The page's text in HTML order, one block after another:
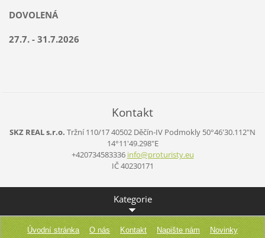
DOVOLENÁ
27.7. - 31.7.2026
Kontakt
SKZ REAL s.r.o. Tržní 110/1740502 Děčín-IV Podmokly 50°46'30.112"N
14°11'49.298"E
+420734583336 info@proturisty.eu
IČ 40230171
Kategorie
Úvodní stránka O nás Kontakt Napište nám
Novinky